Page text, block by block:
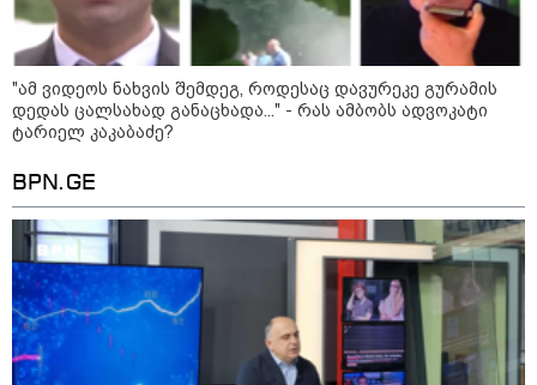
"მამის მიერ ცოტნესთვის
დატოვებულ სახლში
თვითნებურად ცხოვრობს
ადამიანი, რომელიც ზვიადის
ანდერძში ერთი სიტყვითაც კი
არ არის მოხსენიებული" - ანა
ჯაბაური
გაატარეს, მათ სიცოცხლე
დავუბრუნეთ" - ქართველი
მეზღვაური წერს, რომ 36
მიგრანტი, მათ შორის, ორსული
გოგონა გადაარჩინა
12:20 / 04-08-2026
"როცა კანონიკიდან
"ამ ვიდეოს ნახვის შემდეგ, როდესაც დავურეკე გურამის
დედას ცალსახად განაცხადა..." - რას ამბობს ადვოკატი
ტარიელ კაკაბაძე?
BPN.GE